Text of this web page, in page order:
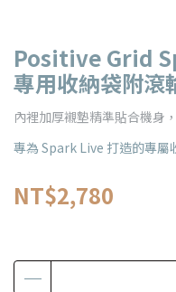
Positive Grid
專用收納袋附滾
內裡加厚襯墊精準貼合機身
專為 Spark Live 打造的專屬
NT$2,780